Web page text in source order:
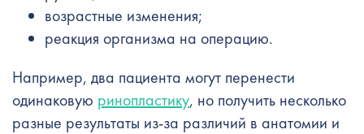
возрастные изменения;
реакция организма на операцию.
Например, два пациента могут перенести
одинаковую ринопластику, но получить несколько
разные результаты из-за различий в анатомии и